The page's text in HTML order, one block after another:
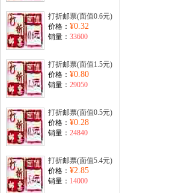
打折邮票(面值0.6元)
价格： ¥0.32
销量： 33600
打折邮票(面值1.5元)
价格： ¥0.80
销量： 29050
打折邮票(面值0.5元)
价格： ¥0.28
销量： 24840
打折邮票(面值5.4元)
价格： ¥2.85
销量： 14000